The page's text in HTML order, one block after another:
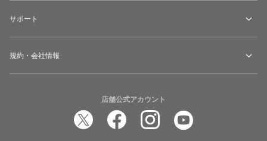
サポート
規約・会社情報
店舗公式アカウント